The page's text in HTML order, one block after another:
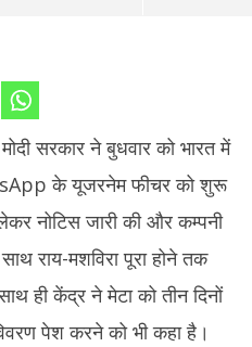
सरकार ने बुधवार को भारत में
के यूजरनेम फीचर को शुरू
नोटिस जारी की और कम्पनी
राय-मशविरा पूरा होने तक
ही केंद्र ने मेटा को तीन दिनों
पेश करने को भी कहा है।